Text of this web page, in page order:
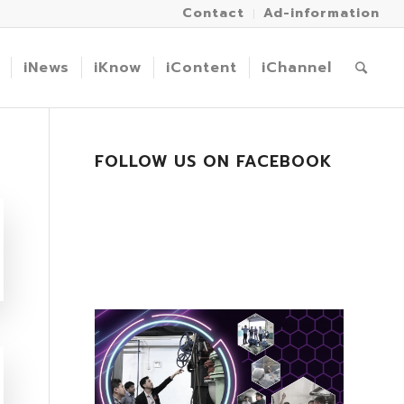
Contact Ad-information
iNews iKnow iContent iChannel
FOLLOW US ON FACEBOOK